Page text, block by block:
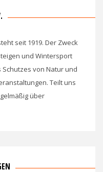
seit 1919. Der Zweck
und Wintersport
von Natur und
Teilt uns
über